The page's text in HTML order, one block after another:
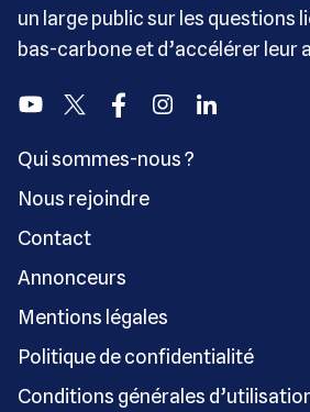
un large public sur les questions
bas-carbone et d’accélérer leur
YoutubeTwitter FacebookInstagramLinkedin
Qui sommes-nous ?
Nous rejoindre
Contact
Annonceurs
Mentions légales
Politique de confidentialité
Conditions générales